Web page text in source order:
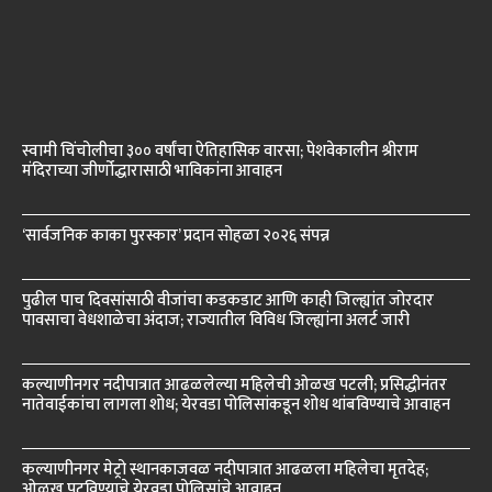
स्वामी चिंचोलीचा ३०० वर्षांचा ऐतिहासिक वारसा; पेशवेकालीन श्रीराम
मंदिराच्या जीर्णोद्धारासाठी भाविकांना आवाहन
‘सार्वजनिक काका पुरस्कार’ प्रदान सोहळा २०२६ संपन्न
पुढील पाच दिवसांसाठी वीजांचा कडकडाट आणि काही जिल्ह्यांत जोरदार
पावसाचा वेधशाळेचा अंदाज; राज्यातील विविध जिल्ह्यांना अलर्ट जारी
कल्याणीनगर नदीपात्रात आढळलेल्या महिलेची ओळख पटली; प्रसिद्धीनंतर
नातेवाईकांचा लागला शोध; येरवडा पोलिसांकडून शोध थांबविण्याचे आवाहन
कल्याणीनगर मेट्रो स्थानकाजवळ नदीपात्रात आढळला महिलेचा मृतदेह;